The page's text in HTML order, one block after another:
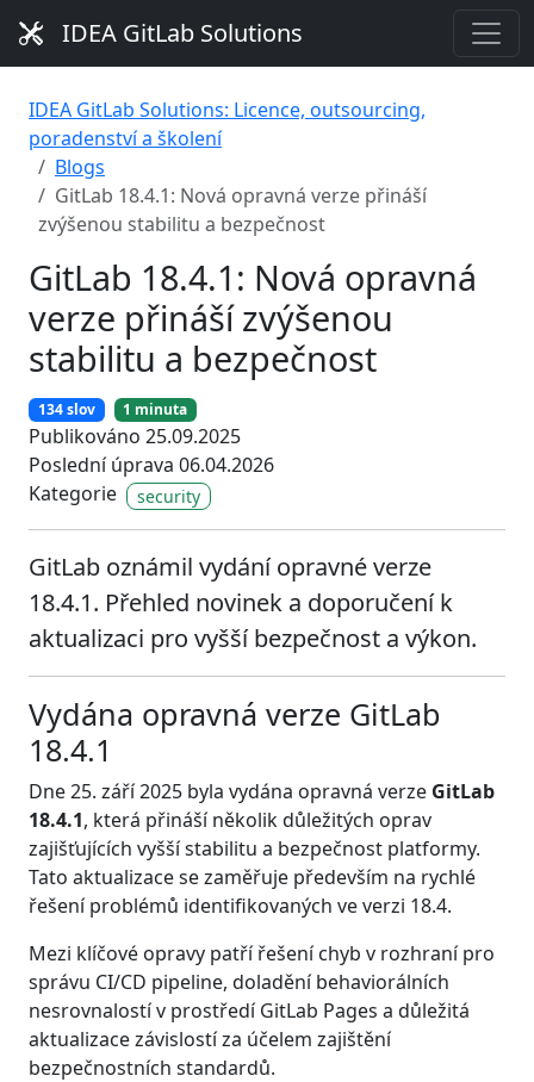
IDEA GitLab Solutions
IDEA GitLab Solutions: Licence, outsourcing,
poradenství a školení
Blogs
GitLab 18.4.1: Nová opravná verze přináší
zvýšenou stabilitu a bezpečnost
GitLab 18.4.1: Nová opravná
verze přináší zvýšenou
stabilitu a bezpečnost
134 slov 1 minuta
Publikováno 25.09.2025
Poslední úprava 06.04.2026
Kategorie
security
GitLab oznámil vydání opravné verze
18.4.1. Přehled novinek a doporučení k
aktualizaci pro vyšší bezpečnost a výkon.
Vydána opravná verze GitLab
18.4.1
Dne 25. září 2025 byla vydána opravná verze GitLab
18.4.1, která přináší několik důležitých oprav
zajišťujících vyšší stabilitu a bezpečnost platformy.
Tato aktualizace se zaměřuje především na rychlé
řešení problémů identifikovaných ve verzi 18.4.
Mezi klíčové opravy patří řešení chyb v rozhraní pro
správu CI/CD pipeline, doladění behaviorálních
nesrovnalostí v prostředí GitLab Pages a důležitá
aktualizace závislostí za účelem zajištění
bezpečnostních standardů.